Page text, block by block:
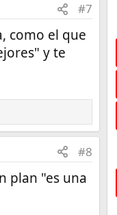
#7
como el que
y te
#8
plan "es una